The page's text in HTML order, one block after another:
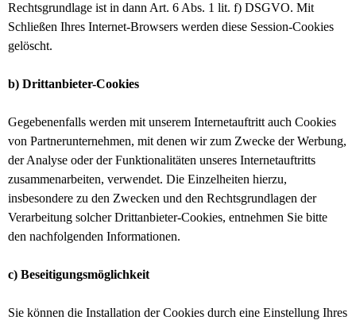
Rechtsgrundlage ist in dann Art. 6 Abs. 1 lit. f) DSGVO. Mit
Schließen Ihres Internet-Browsers werden diese Session-Cookies
gelöscht.
b) Drittanbieter-Cookies
Gegebenenfalls werden mit unserem Internetauftritt auch Cookies
von Partnerunternehmen, mit denen wir zum Zwecke der Werbung,
der Analyse oder der Funktionalitäten unseres Internetauftritts
zusammenarbeiten, verwendet. Die Einzelheiten hierzu,
insbesondere zu den Zwecken und den Rechtsgrundlagen der
Verarbeitung solcher Drittanbieter-Cookies, entnehmen Sie bitte
den nachfolgenden Informationen.
c) Beseitigungsmöglichkeit
Sie können die Installation der Cookies durch eine Einstellung Ihres